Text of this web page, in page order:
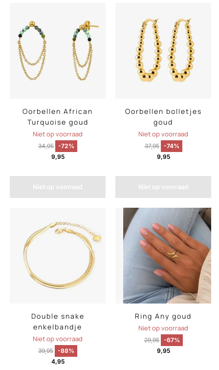
Oorbellen African
Turquoise goud
Niet op voorraad
34,95 -72%
9,95
Niet op voorraad
Oorbellen bolletjes
goud
Niet op voorraad
37,95
-74%
9,95
Niet op voorraad
Double snake
enkelbandje
Niet op voorraad
39,95 -88%
4,95
Ring Any goud
Niet op voorraad
29,95
-67%
9,95